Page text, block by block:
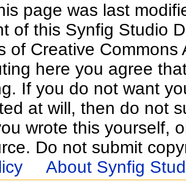
page was last
of this Synfig Studio
of Creative
here you agree
If you do not want
at will, then do not
wrote this yourself,
Do not submit
About Synfig